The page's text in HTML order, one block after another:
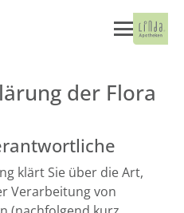
der Flora
klärt Sie über die Art,
Verarbeitung von